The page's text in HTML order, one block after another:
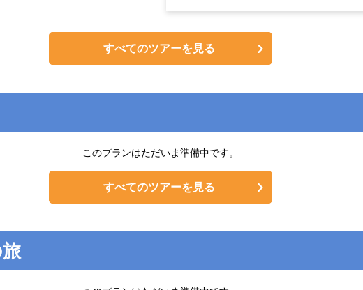
すべてのツアーを見る
このプランはただいま準備中です。
すべてのツアーを見る